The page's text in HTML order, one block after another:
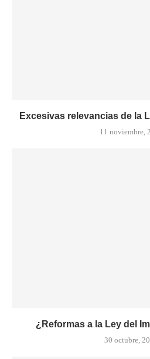
Excesivas relevancias de la
11 noviembre,
¿Reformas a la Ley del
30 octubre,